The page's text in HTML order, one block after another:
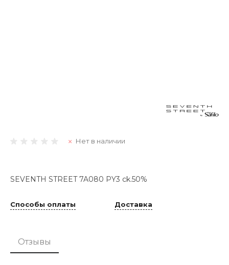
Нет в наличии
SEVENTH STREET 7A080 PY3 ck.50%
Способы оплаты Доставка
Отзывы